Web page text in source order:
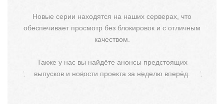
Новые серии находятся на наших серверах, что
обеспечивает просмотр без блокировок и с отличным
качеством.
Также у нас вы найдёте анонсы предстоящих
выпусков и новости проекта за неделю вперёд.